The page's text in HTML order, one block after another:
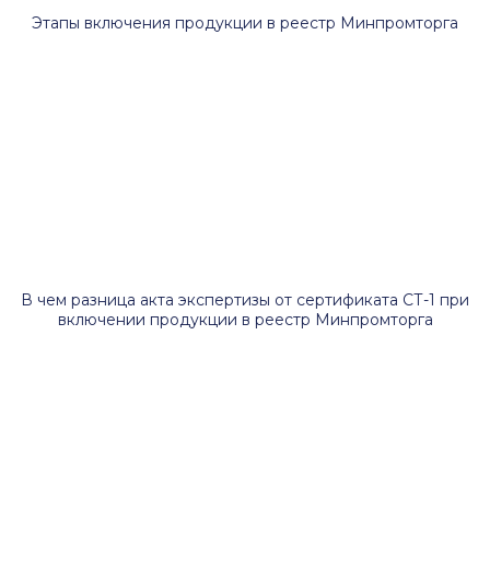
Этапы включения продукции в реестр Минпромторга
В чем разница акта экспертизы от сертификата СТ-1 при
включении продукции в реестр Минпромторга